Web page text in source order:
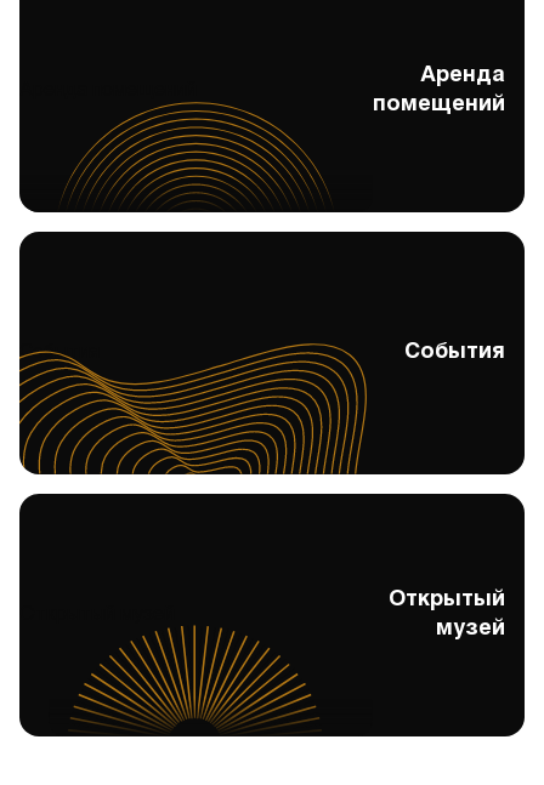
Аренда
помещений
События События
Открытый
музей